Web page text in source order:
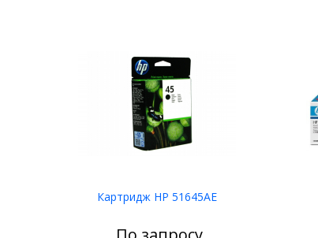
Картридж HP 51645AE